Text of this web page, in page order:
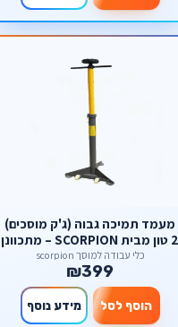
מעמד תמיכה גבוה (ג'ק מוסכים)
2 טון מבית SCORPION – מתכוונן
עם בסיס גלגלים
כלי עבודה למוסך scorpion
₪399
הוסף לסל מידע נוסף